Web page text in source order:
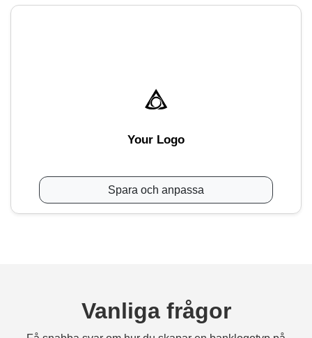
Your Logo
Spara och anpassa
Vanliga frågor